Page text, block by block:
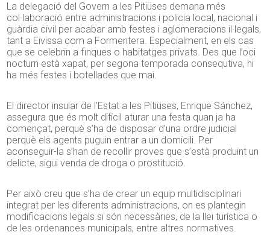
La delegació del Govern a les Pitiüses demana més
col·laboració entre administracions i policia local, nacional i
guàrdia civil per acabar amb festes i aglomeracions il·legals,
tant a Eivissa com a Formentera. Especialment, en els cas
que se celebrin a finques o habitatges privats. Des que l’oci
nocturn està xapat, per segona temporada consequtiva, hi
ha més festes i botellades que mai.
El director insular de l’Estat a les Pitiüses, Enrique Sánchez,
assegura que és molt difícil aturar una festa quan ja ha
començat, perquè s’ha de disposar d’una ordre judicial
perquè els agents puguin entrar a un domicili. Per
aconseguir-la s’han de recollir proves que s’està produint un
delicte, sigui venda de droga o prostitució.
Per això creu que s’ha de crear un equip multidisciplinari
integrat per les diferents administracions, on es plantegin
modificacions legals si són necessàries, de la llei turística o
de les ordenances municipals, entre altres normatives.